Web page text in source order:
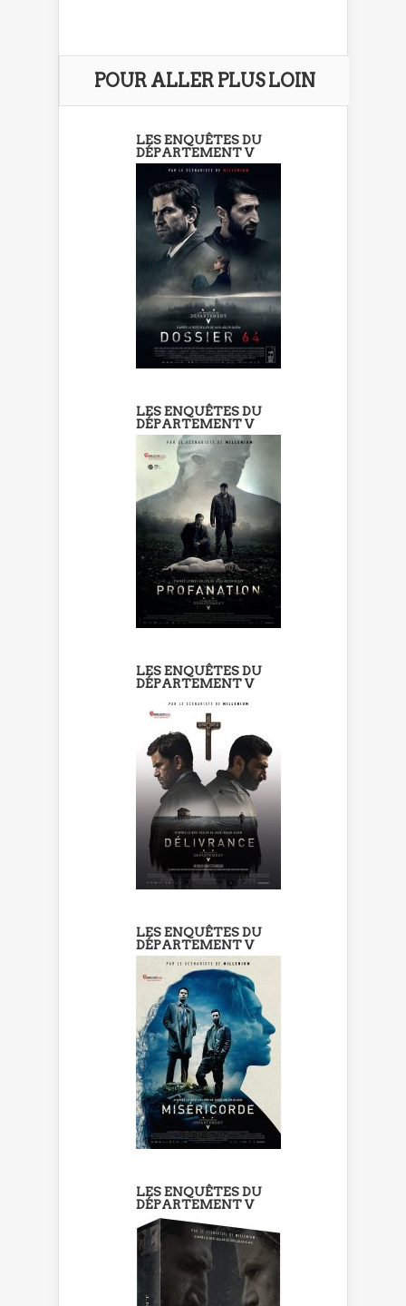
POUR ALLER PLUS LOIN
LES ENQUÊTES DU
DÉPARTEMENT V
LES ENQUÊTES DU
DÉPARTEMENT V
LES ENQUÊTES DU
DÉPARTEMENT V
LES ENQUÊTES DU
DÉPARTEMENT V
LES ENQUÊTES DU
DÉPARTEMENT V